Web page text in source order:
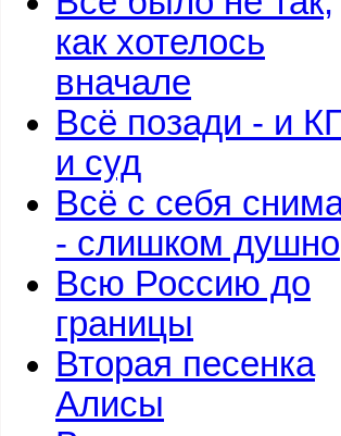
как хотелось
вначале
Всё позади - и
и суд
Всё с себя
- слишком душно
Всю Россию до
границы
Вторая песенка
Алисы